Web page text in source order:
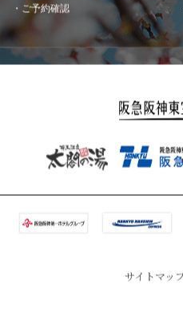
ご予約確認
サイトマッ